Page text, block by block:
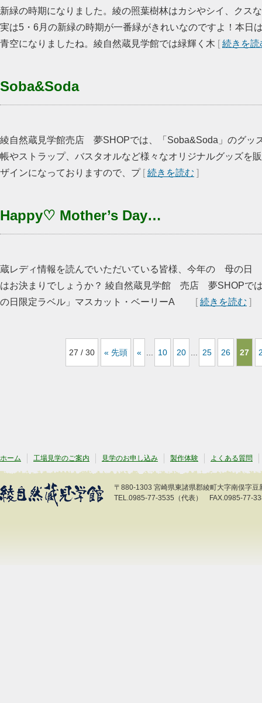
新緑の時期になりました。綾の照葉樹林はカシやシイ、クス
実は5・6月の新緑の時期が一番緑がきれいなのですよ！本日
青空になりましたね。綾自然蔵見学館では緑輝く木 [続きを読
Soba&Soda
綾自然蔵見学館売店 夢SHOPでは、「Soba&Soda」のグッ
帳やストラップ、バスタオルなど様々なオリジナルグッズを
ザインになっておりますので、プ [続きを読む ]
Happy♡ Mother’s Day…
蔵レディ情報を読んでいただいている皆様、今年の 母の
はお決まりでしょうか？ 綾自然蔵見学館 売店 夢SHOPで
の日限定ラベル」マスカット・ベーリーA
[続きを読む ]
27 / 30 « 先頭 « 10 20 25 26 27
ホーム 工場見学のご案内 見学のお申し込み 製作体験 よくある質問
〒880-1303 宮崎県東諸県郡綾町大字南俣字豆
TEL.0985-77-3535（代表） FAX.0985-77-